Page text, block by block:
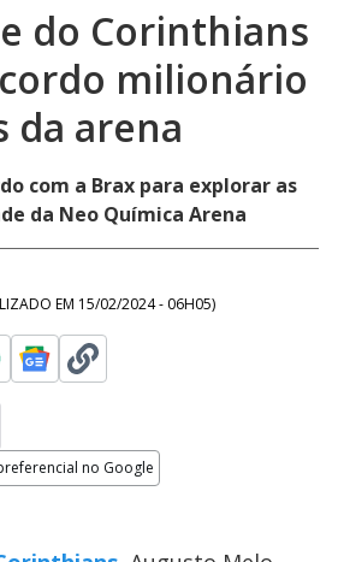
do Corinthians
milionário
da arena
com a Brax para explorar as
da Neo Química Arena
EM 15/02/2024 - 06H05)
no Google